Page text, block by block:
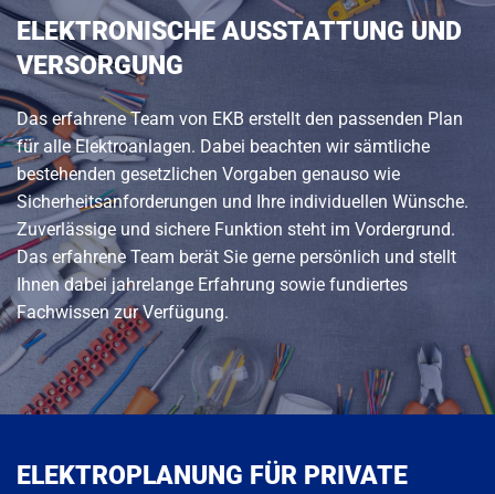
ELEKTRONISCHE AUSSTATTUNG UND
VERSORGUNG
Das erfahrene Team von EKB erstellt den passenden Plan
für alle Elektroanlagen. Dabei beachten wir sämtliche
bestehenden gesetzlichen Vorgaben genauso wie
Sicherheitsanforderungen und Ihre individuellen Wünsche.
Zuverlässige und sichere Funktion steht im Vordergrund.
Das erfahrene Team berät Sie gerne persönlich und stellt
Ihnen dabei jahrelange Erfahrung sowie fundiertes
Fachwissen zur Verfügung.
ELEKTROPLANUNG FÜR PRIVATE